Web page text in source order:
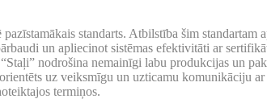
standarts. Atbilstība šim
un apliecinot sistēmas efektivitāti ar
nodrošina nemainīgi labu produkcijas un
uz veiksmīgu un uzticamu komunikāciju
termiņos.